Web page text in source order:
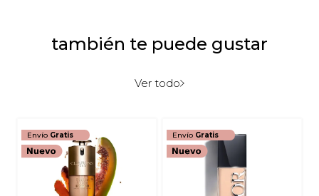
ENVIAR COMENTARIO
también te puede gustar
Ver todo
Envío Gratis Envío Gratis